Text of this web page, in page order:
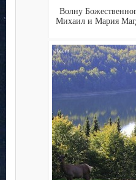
Волну
Михаил и Мария